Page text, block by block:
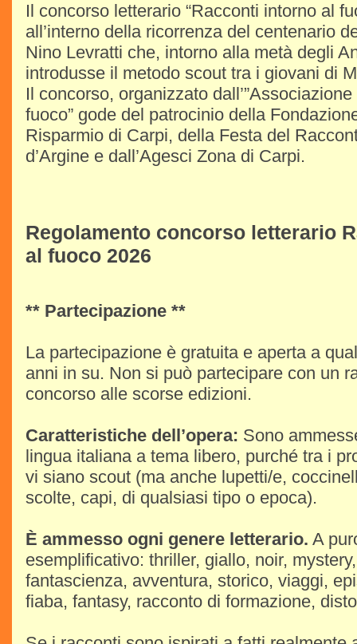
Il concorso letterario “Racconti intorno al
all’interno della ricorrenza del centenario
Nino Levratti che, intorno alla metà degli
introdusse il metodo scout tra i giovani di
Il concorso, organizzato
fuoco” gode del patrocinio della
Risparmio di Carpi, della Festa del
d’Argine e dall’Agesci Zona di Carpi.
Regolamento concorso letterario
al fuoco 2026
** Partecipazione **
La partecipazione è gratuita e aperta a
anni in su. Non si può partecipare con un
concorso alle scorse edizioni.
Caratteristiche dell’opera: Sono
lingua italiana a tema libero, purché tra i
vi siano scout (ma anche lupetti/e,
scolte, capi, di qualsiasi tipo o epoca).
È ammesso ogni genere letterario. A
esemplificativo: thriller, giallo, noir,
fantascienza, avventura, storico, viaggi,
fiaba, fantasy, racconto di formazione,